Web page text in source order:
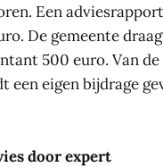
Een
De gemeente
500 euro. Van de
een eigen bijdrage
door expert